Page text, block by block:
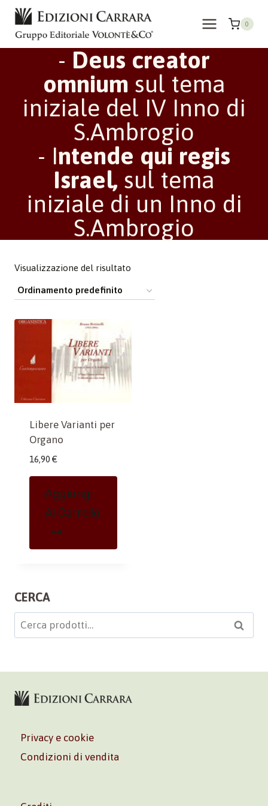
Salta
contenuto
0
- Deus creator
omnium sul tema
iniziale del IV Inno di
S.Ambrogio
- Intende qui regis
Israel, sul tema
iniziale di un Inno di
S.Ambrogio
Visualizzazione del risultato
Libere Varianti per
Organo
16,90 €
Aggiungi
Al Carrello
CERCA
Cerca: Cerca
Privacy e cookie
Condizioni di vendita